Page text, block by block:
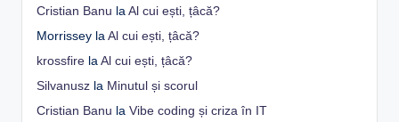
Cristian Banu la Al cui ești, țâcă?
Morrissey la Al cui ești, țâcă?
krossfire la Al cui ești, țâcă?
Silvanusz la Minutul și scorul
Cristian Banu la Vibe coding și criza în IT